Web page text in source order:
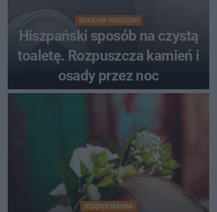
DOMOWE PORZĄDKI
Hiszpański sposób na czystą
toaletę. Rozpuszcza kamień i
osady przez noc
RZADKIE IMIONA